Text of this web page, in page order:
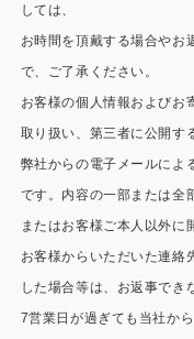
倉庫・工場
店舗
勉強部屋・子供部屋
休憩室・喫煙室
しては、
お時間を頂戴する場合やお
で、ご了承ください。
お客様の個人情報およびお
取り扱い、第三者に公開す
弊社からの電子メールによ
です。内容の一部または全
またはお客様ご本人以外に
お客様からいただいた連絡
した場合等は、お返事でき
7営業日が過ぎても当社か